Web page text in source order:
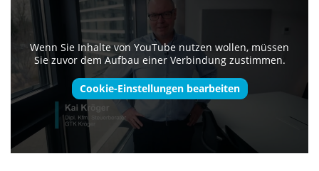
Wenn Sie Inhalte von YouTube nutzen wollen, müssen
Sie zuvor dem Aufbau einer Verbindung zustimmen.
Cookie-Einstellungen bearbeiten